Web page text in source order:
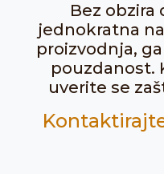
Bez obzira
jednokratna
proizvodnja,
pouzdanost.
uverite se